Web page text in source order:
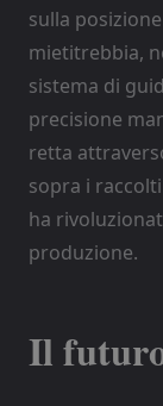
sulla
mietitrebbia,
sistema di
precisione
retta
sopra i
ha
produzione.
Il